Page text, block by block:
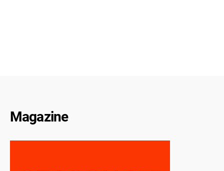
Magazine